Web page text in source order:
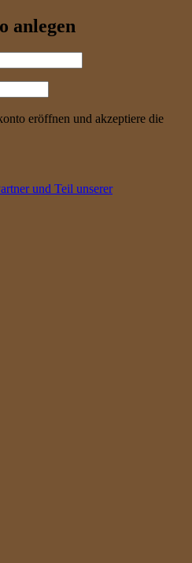
anlegen
eröffnen und akzeptiere die
und Teil unserer